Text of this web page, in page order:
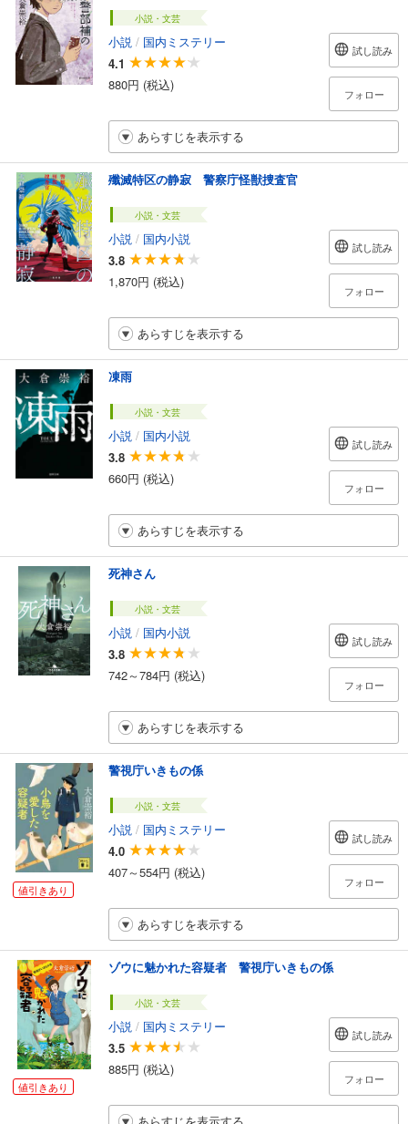
小説・文芸
小説 / 国内ミステリー
4.1
880円 (税込)
試し読み
フォロー
あらすじを表示する
殲滅特区の静寂 警察庁怪獣捜査官
小説・文芸
小説 / 国内小説
3.8
1,870円 (税込)
試し読み
フォロー
あらすじを表示する
凍雨
小説・文芸
小説 / 国内小説
3.8
660円 (税込)
試し読み
フォロー
あらすじを表示する
死神さん
小説・文芸
小説 / 国内小説
3.8
742～784円 (税込)
試し読み
フォロー
あらすじを表示する
値引きあり
警視庁いきもの係
小説・文芸
小説 / 国内ミステリー
4.0
407～554円 (税込)
試し読み
フォロー
あらすじを表示する
値引きあり
ゾウに魅かれた容疑者 警視庁いきもの係
小説・文芸
小説 / 国内ミステリー
3.5
885円 (税込)
試し読み
フォロー